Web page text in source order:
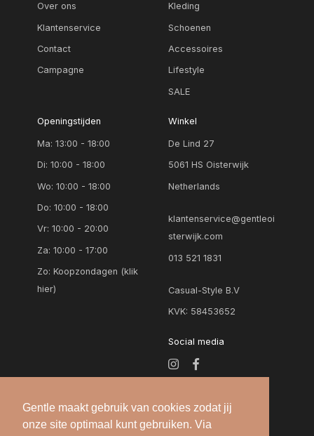
Gentle maakt gebruik van cookies zodat jij
onze site optimaal kunt gebruiken. Via
Over ons
Klantenservice
Contact
Campagne
Kleding
Schoenen
Accessoires
Lifestyle
SALE
Openingstijden
Ma: 13:00 - 18:00
Di: 10:00 - 18:00
Wo: 10:00 - 18:00
Do: 10:00 - 18:00
Vr: 10:00 - 20:00
Za: 10:00 - 17:00
Zo:Koopzondagen (klik
hier)
Winkel
De Lind 27
5061 HS Oisterwijk
Netherlands
klantenservice@gentleoi
sterwijk.com
013 521 1831
Casual-Style B.V
KVK: 58453652
Social media